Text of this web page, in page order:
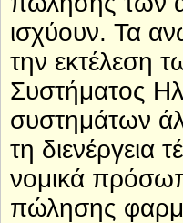
ισχύουν. Τα
την εκτέλεση
Συστήματος
συστημάτων
τη διενέργεια
νομικά
πώλησης